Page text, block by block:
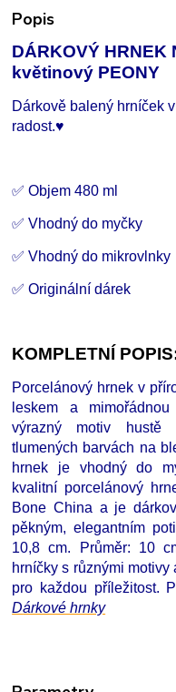
Popis
DÁRKOVÝ HRNEK
květinový PEONY
Dárkově balený hrníček
radost.♥
✅ Objem 480 ml
✅ Vhodný do myčky
✅ Vhodný do mikrovlnky
✅ Originální dárek
KOMPLETNÍ
Porcelánový hrnek v
leskem a
výrazný motiv hustě
tlumených barvách na
hrnek je vhodný do
kvalitní porcelánový
Bone China a je
pěkným, elegantním
10,8 cm. Průměr: 10
hrníčky s různými
pro každou příležitost.
Dárkové hrnky